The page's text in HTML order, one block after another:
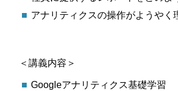
アナリティクスの操作がようやく
＜講義内容＞
Googleアナリティクス基礎学習